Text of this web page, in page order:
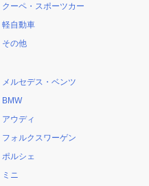
クーペ・スポーツカー
軽自動車
その他
メルセデス・ベンツ
BMW
アウディ
フォルクスワーゲン
ポルシェ
ミニ